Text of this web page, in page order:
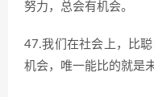
努力，总会有机会。
47.我们在社会上，比
机会，唯一能比的就是